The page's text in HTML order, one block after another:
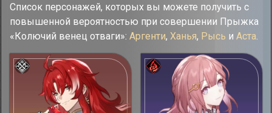
Список персонажей, которых вы можете получить с
повышенной вероятностью при совершении Прыжка
«Колючий венец отваги»: Аргенти, Ханья, Рысь и Аста.